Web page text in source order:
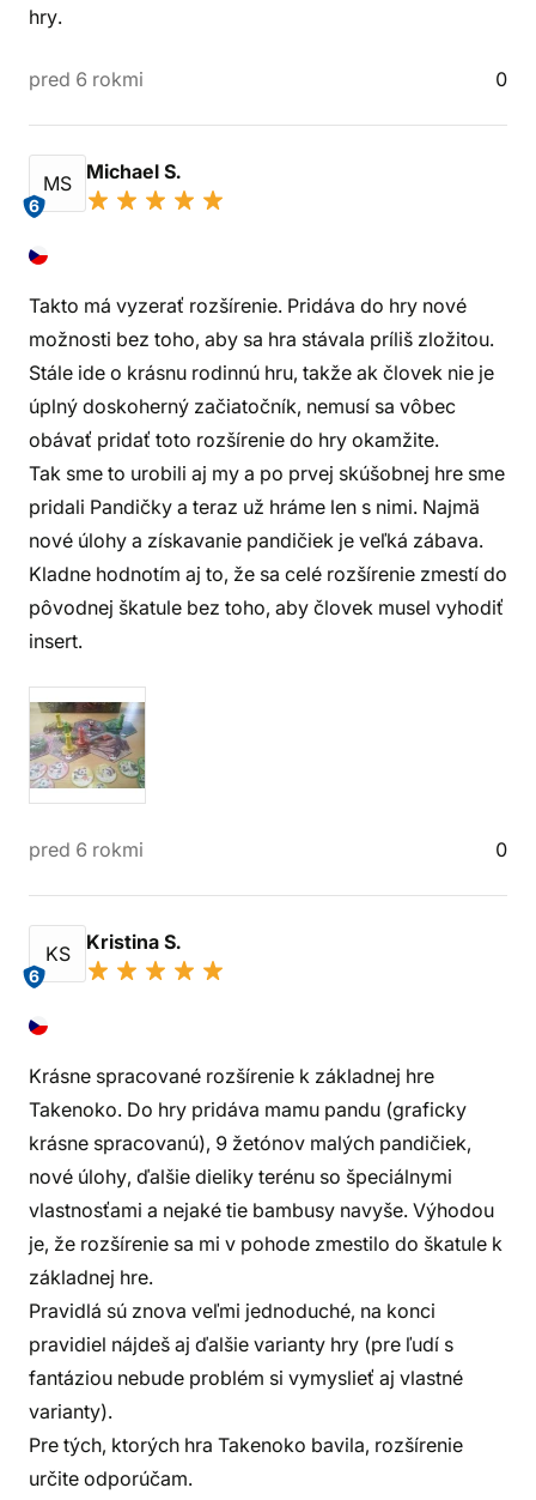
hry.
pred 6 rokmi 0
MS
6
Michael S.
Takto má vyzerať rozšírenie. Pridáva do hry nové
možnosti bez toho, aby sa hra stávala príliš zložitou.
Stále ide o krásnu rodinnú hru, takže ak človek nie je
úplný doskoherný začiatočník, nemusí sa vôbec
obávať pridať toto rozšírenie do hry okamžite.
Tak sme to urobili aj my a po prvej skúšobnej hre sme
pridali Pandičky a teraz už hráme len s nimi. Najmä
nové úlohy a získavanie pandičiek je veľká zábava.
Kladne hodnotím aj to, že sa celé rozšírenie zmestí do
pôvodnej škatule bez toho, aby človek musel vyhodiť
insert.
pred 6 rokmi 0
KS
6
Kristina S.
Krásne spracované rozšírenie k základnej hre
Takenoko. Do hry pridáva mamu pandu (graficky
krásne spracovanú), 9 žetónov malých pandičiek,
nové úlohy, ďalšie dieliky terénu so špeciálnymi
vlastnosťami a nejaké tie bambusy navyše. Výhodou
je, že rozšírenie sa mi v pohode zmestilo do škatule k
základnej hre.
Pravidlá sú znova veľmi jednoduché, na konci
pravidiel nájdeš aj ďalšie varianty hry (pre ľudí s
fantáziou nebude problém si vymyslieť aj vlastné
varianty).
Pre tých, ktorých hra Takenoko bavila, rozšírenie
určite odporúčam.